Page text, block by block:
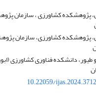
پژوهشکده کشاورزی ، سازمان
پژوهشکده کشاورزی، سازمان
طیور، دانشکده فناوری کشاورزی
10.22059/